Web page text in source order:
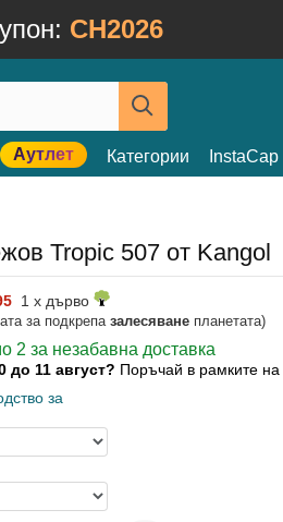
CH2026
Аутлет Категории InstaCap
Tropic 507 от Kangol
1 x дърво
за подкрепа залесяване планетата)
2 за незабавна доставка
до 11 август? Поръчай в рамките на
за